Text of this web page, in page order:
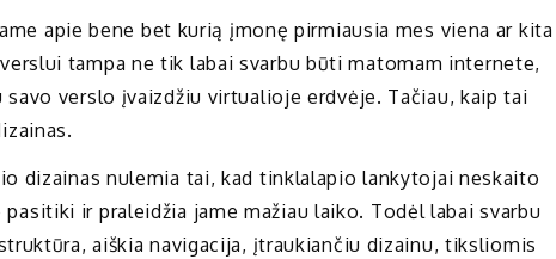
apie bene bet kurią įmonę pirmiausia mes viena ar kita
tampa ne tik labai svarbu būti matomam internete,
verslo įvaizdžiu virtualioje erdvėje. Tačiau, kaip tai
dizainas nulemia tai, kad tinklalapio lankytojai neskaito
ir praleidžia jame mažiau laiko. Todėl labai svarbu
aiškia navigacija, įtraukiančiu dizainu, tiksliomis